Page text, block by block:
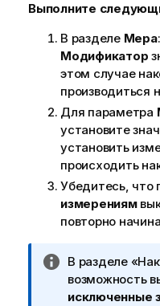
Выполните
В разделе Мера:
Модификатор
этом случае
производиться
Для параметра
установите
установить
происходить
Убедитесь, что
измерениям
повторно
П
р
и
В разделе
возможность
исключенные